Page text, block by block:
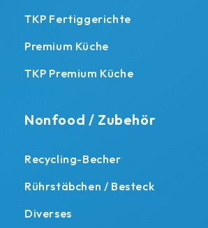
TKP Fertiggerichte
Premium Küche
TKP Premium Küche
Nonfood / Zubehör
Recycling-Becher
Rührstäbchen / Besteck
Diverses